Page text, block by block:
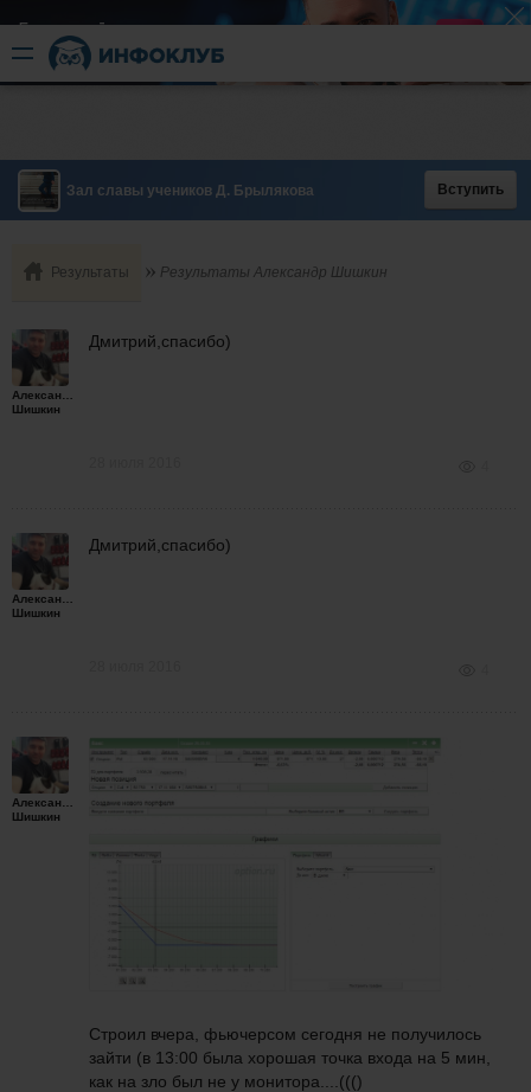
Быстрый разгон
​в короткие сроки
Зал славы учеников Д. Брылякова Вступить
Результаты Результаты Александр Шишкин
Александр
Шишкин
Дмитрий,спасибо)
Александр
Шишкин
Дмитрий,спасибо)
Александр
Шишкин
Строил вчера, фьючерсом сегодня не получилось
зайти (в 13:00 была хорошая точка входа на 5 мин,
как на зло был не у монитора....((()